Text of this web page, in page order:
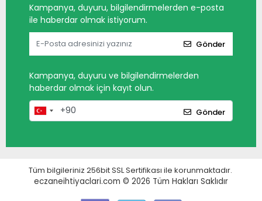
Kampanya, duyuru, bilgilendirmelerden e-posta
ile haberdar olmak istiyorum.
Gönder
Kampanya, duyuru ve bilgilendirmelerden
haberdar olmak için kayıt olun.
Gönder
Tüm bilgileriniz 256bit SSL Sertifikası ile korunmaktadır.
eczaneihtiyaclari.com © 2026 Tüm Hakları Saklıdır